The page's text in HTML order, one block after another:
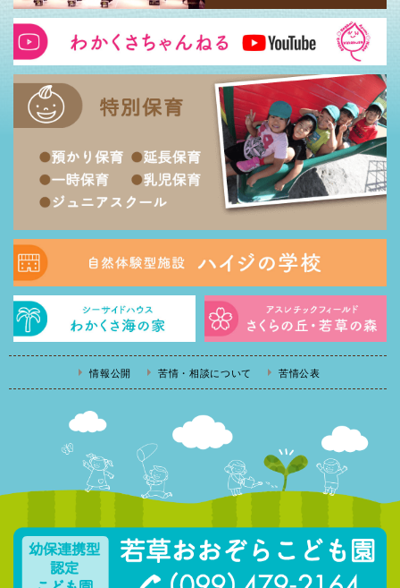
情報公開 苦情・相談について 苦情公表